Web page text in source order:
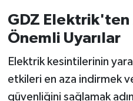
GDZ Elektrik'ten
Önemli Uyarılar
Elektrik kesintilerinin
etkileri en aza indirmek
güvenliğini sağlamak